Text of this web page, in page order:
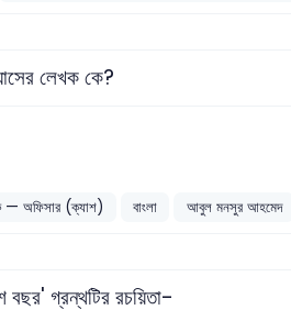
লেখক কে?
— অফিসার (ক্যাশ) বাংলা আবুল মনসুর আহমেদ
বছর' গ্রন্থটির রচয়িতা-